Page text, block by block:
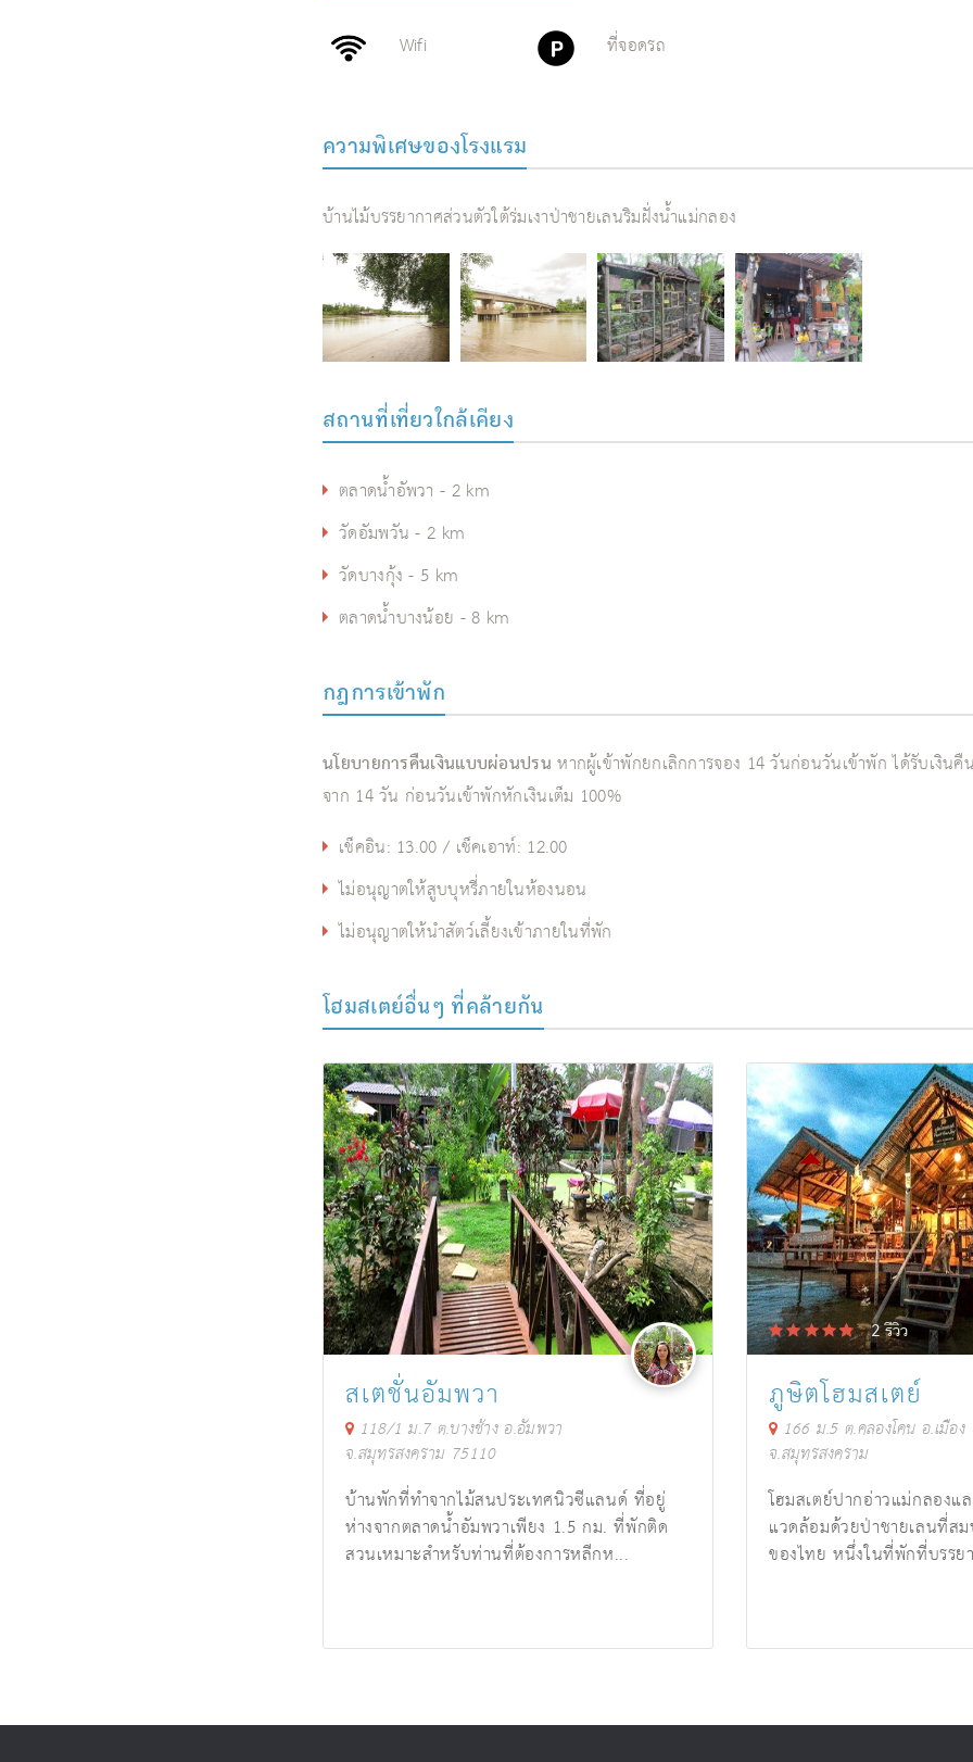
Wifi ที่จอดรถ
ความพิเศษของโรงแรม
บ้านไม้บรรยากาศส่วนตัวใต้ร่มเงาป่าชายเลนริมฝั่งน้ำแม่กลอง
สถานที่เที่ยวใกล้เคียง
ตลาดน้ำอัพวา - 2 km
วัดอัมพวัน - 2 km
วัดบางกุ้ง - 5 km
ตลาดน้ำบางน้อย - 8 km
กฎการเข้าพัก
นโยบายการคืนเงินแบบผ่อนปรน หากผู้เข้าพักยกเลิกการจอง 14 วันก่อนวันเข้าพัก ได้รับเงิน
จาก 14 วัน ก่อนวันเข้าพักหักเงินเต็ม 100%
เช็คอิน: 13.00 / เช็คเอาท์: 12.00
ไม่อนุญาตให้สูบบุหรี่ภายในห้องนอน
ไม่อนุญาตให้นำสัตว์เลี้ยงเข้าภายในที่พัก
โฮมสเตย์อื่นๆ ที่คล้ายกัน
สเตชั่นอัมพวา
118/1 ม.7 ต.บางช้าง อ.อัมพวา
จ.สมุทรสงคราม 75110
บ้านพักที่ทำจากไม้สนประเทศนิวซีแลนด์ ที่อยู่
ห่างจากตลาดน้ำอัมพวาเพียง 1.5 กม. ที่พักติด
สวนเหมาะสำหรับท่านที่ต้องการหลีกห...
2 รีวิว
+ Activity
ภูษิตโฮมสเตย์
166 ม.5 ต.คลองโคน อ.เมือง
จ.สมุทรสงคราม
โฮมสเตย์ปากอ่าวแม่กลองแ
แวดล้อมด้วยป่าชายเลนที่ส
ของไทย หนึ่งในที่พักที่บรรย